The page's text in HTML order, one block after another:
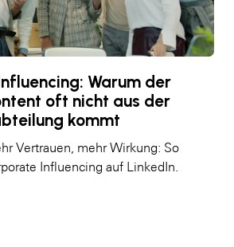
Warum der
oft nicht aus der
kommt
Vertrauen, mehr Wirkung: So
Influencing auf LinkedIn.